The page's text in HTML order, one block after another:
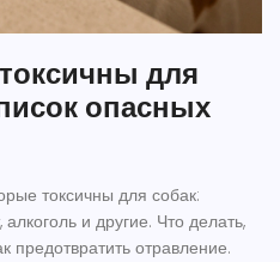
для
опасных
токсичны для собак:
и другие. Что делать,
предотвратить отравление.